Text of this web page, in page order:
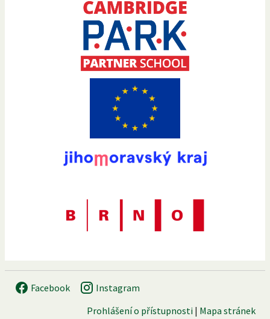
Facebook
Instagram
Prohlášení o přístupnosti | Mapa stránek